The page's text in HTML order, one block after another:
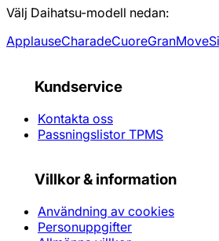
Välj Daihatsu-modell nedan:
ApplauseCharadeCuoreGranMove
Kundservice
Kontakta oss
Passningslistor TPMS
Villkor & information
Användning av cookies
Personuppgifter